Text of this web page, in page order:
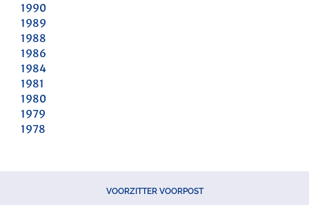
1990
1989
1988
1986
1984
1981
1980
1979
1978
VOORZITTER VOORPOST